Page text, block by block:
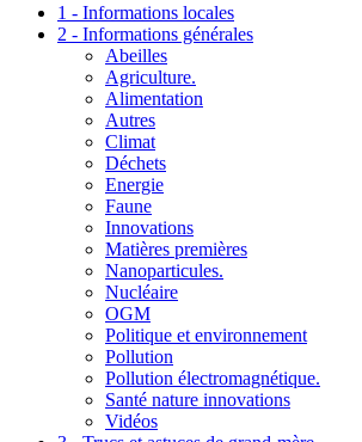
1 - Informations locales
2 - Informations générales
Abeilles
Agriculture.
Alimentation
Autres
Climat
Déchets
Energie
Faune
Innovations
Matières premières
Nanoparticules.
Nucléaire
OGM
Politique et environnement
Pollution
Pollution électromagnétique.
Santé nature innovations
Vidéos